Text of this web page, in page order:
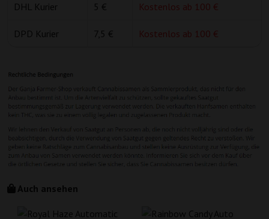
DHL Kurier 5 € Kostenlos ab 100 €
DPD Kurier 7,5 € Kostenlos ab 100 €
Auch ansehen